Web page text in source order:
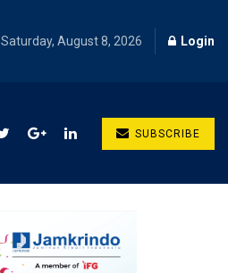
Saturday, August 8, 2026 Login
SUBSCRIBE